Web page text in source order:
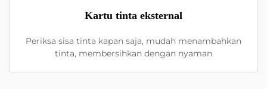
Kartu tinta eksternal
Periksa sisa tinta kapan saja, mudah menambahkan
tinta, membersihkan dengan nyaman